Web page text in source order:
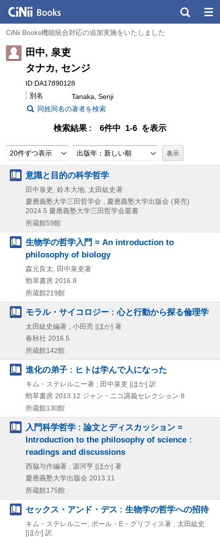
CiNii Books機能統合対応の追加実施をいたしました
田中, 泉吏
タナカ, センジ
ID:DA17890128
別名
Tanaka, Senji
同姓同名の著者を検索
検索結果 6件中 1-6 を表示
20件ずつ表示 出版年：新しい順
意識と目的の科学哲学
田中泉吏, 鈴木大地, 太田紘史著
慶應義塾大学三田哲学会 , 慶應義塾大学出版会 (発売)
2024.5 慶應義塾大学三田哲学会叢書
所蔵館59館
生物学の哲学入門 = An introduction to
philosophy of biology
森元良太, 田中泉吏著
勁草書房 2016.8
所蔵館219館
モラル・サイコロジー : 心と行動から探る倫理学
太田紘史編著 ; 小田亮 [ほか] 著
春秋社 2016.5
所蔵館142館
進化の弟子 : ヒトは学んで人になった
キム・ステレルニー著 ; 田中泉吏 [ほか] 訳
勁草書房 2013.12 ジャン・ニコ講義セレクション 8
所蔵館130館
入門科学哲学 : 論文とディスカッション =
Introduction to the philosophy of science :
readings and discussions
西脇与作編著 ; 源河亨 [ほか] 著
慶應義塾大学出版会 2013.11
所蔵館175館
セックス・アンド・デス : 生物学の哲学への招待
キム・ステレルニー, ポール・E・グリフィス著 ; 太田紘史
[ほか] 訳